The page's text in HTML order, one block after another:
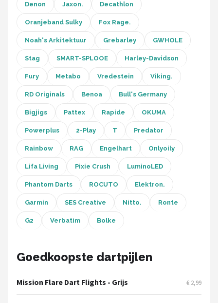
Denon Jaxon. Decathlon
Oranjeband Sulky Fox Rage.
Noah's Arkitektuur Grebarley GWHOLE
Stag SMART-SPLOOE Harley-Davidson
Fury Metabo Vredestein Viking.
RD Originals Benoa Bull's Germany
Bigjigs Pattex Rapide OKUMA
Powerplus 2-Play T Predator
Rainbow RAG Engelhart Onlyoily
Lifa Living Pixie Crush LuminoLED
Phantom Darts ROCUTO Elektron.
Garmin SES Creative Nitto. Ronte
G2 Verbatim Bolke
Goedkoopste dartpijlen
Mission Flare Dart Flights - Grijs € 2,99